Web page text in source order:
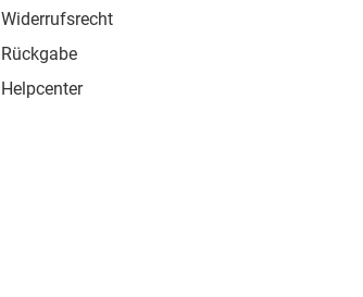
Widerrufsrecht
Rückgabe
Helpcenter